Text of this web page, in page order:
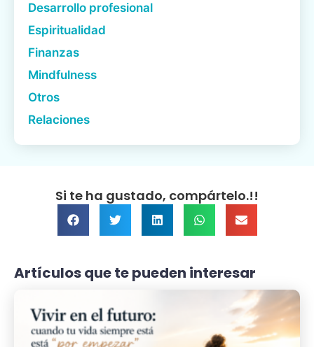
Desarrollo profesional
Espiritualidad
Finanzas
Mindfulness
Otros
Relaciones
Si te ha gustado, compártelo.!!
Artículos que te pueden interesar